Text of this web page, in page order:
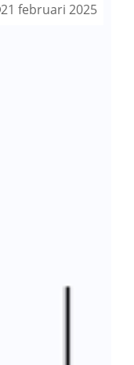
21 februari 2025